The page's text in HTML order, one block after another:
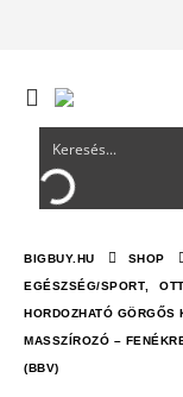
BIGBUY.HU SHOP
EGÉSZSÉG/SPORT
HORDOZHATÓ
MASSZÍROZÓ –
(BBV)